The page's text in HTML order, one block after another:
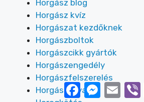
Horgász blog
Horgász kvíz
Horgászat kezdőknek
Horgászboltok
Horgászcikk gyártók
Horgászengedély
Horgászfelszerelés
HorgásztavakFacebookMessenger
Email